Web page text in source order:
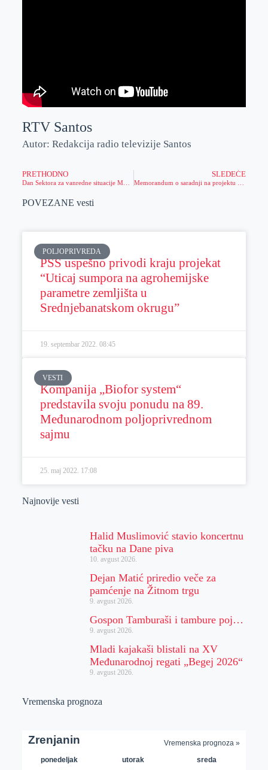
RTV Santos
Autor: Redakcija radio televizije Santos
PRETHODNO
Dan Sektora za vanredne situacije MUP Srbije i krsna slava svih vatrogasno-spasilačkih jedinica sektora obeleženi i u Zrenjaninu
SLEDEĆE
POVEZANE vesti
POLJOPRIVREDA
PSS uspešno privodi kraju projekat
“Uticaj sumpora na agrohemijske
parametre zemljišta u
Srednjebanatskom okrugu”
19. septembar 2022. 08:45
VESTI
Kompanija „Biofor system“
predstavila svoju ponudu na 89.
Međunarodnom poljoprivrednom
sajmu
25. maj 2022. 17:08
Najnovije vesti
Halid Muslimović stavio koncertnu
tačku na Dane piva
10. avgust 2026.
Dejan Matić priredio veče za
pamćenje na Žitnom trgu
9. avgust 2026.
Gospon Tamburaši i tambure poj…
9. avgust 2026.
Mladi kajakaši blistali na XV
Međunarodnoj regati „Begej 2026“
9. avgust 2026.
Vremenska prognoza